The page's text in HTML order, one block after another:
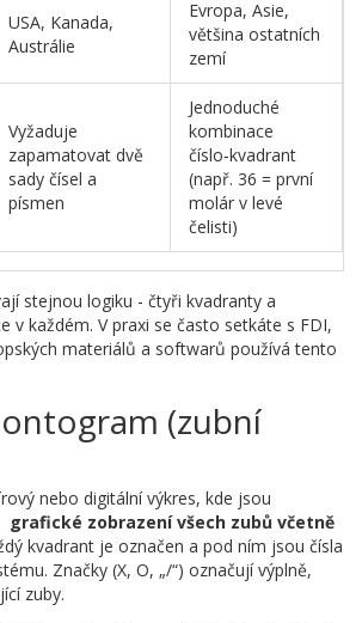
USA, Kanada,
Austrálie
Evropa, Asie,
většina ostatních
zemí
Vyžaduje
zapamatovat dvě
sady čísel a
písmen
Jednoduché
kombinace
číslo‑kvadrant
(např. 36 = první
molár v levé
čelisti)
stejnou logiku - čtyři kvadranty a
v každém. V praxi se často setkáte s FDI,
materiálů a softwarů používá tento
(zubní
nebo digitální výkres, kde jsou
grafické zobrazení všech zubů včetně
kvadrant je označen a pod ním jsou čísla
Značky (X, O, „/“) označují výplně,
zuby.